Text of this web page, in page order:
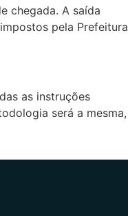
chegada. A saída
pela Prefeitura
as instruções
será a mesma,